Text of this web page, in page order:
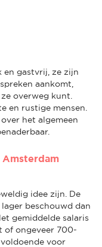
en gastvrij, ze zijn
aankomt,
overweg kunt.
en rustige mensen.
het algemeen
idee zijn. De
beschouwd dan
gemiddelde salaris
ongeveer 700-
voor